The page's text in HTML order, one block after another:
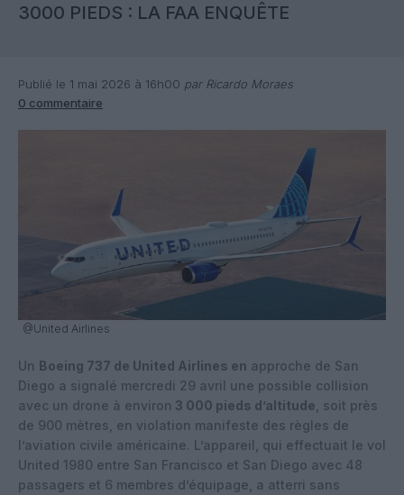
3000 PIEDS : LA FAA ENQUÊTE
Publié le 1 mai 2026 à 16h00 par Ricardo Moraes
0 commentaire
@United Airlines
Un Boeing 737 de United Airlines en approche de San
Diego a signalé mercredi 29 avril une possible collision
avec un drone à environ 3 000 pieds d’altitude , soit près
de 900 mètres, en violation manifeste des règles de
l’aviation civile américaine. L’appareil, qui effectuait le vol
United 1980 entre San Francisco et San Diego avec 48
passagers et 6 membres d’équipage, a atterri sans